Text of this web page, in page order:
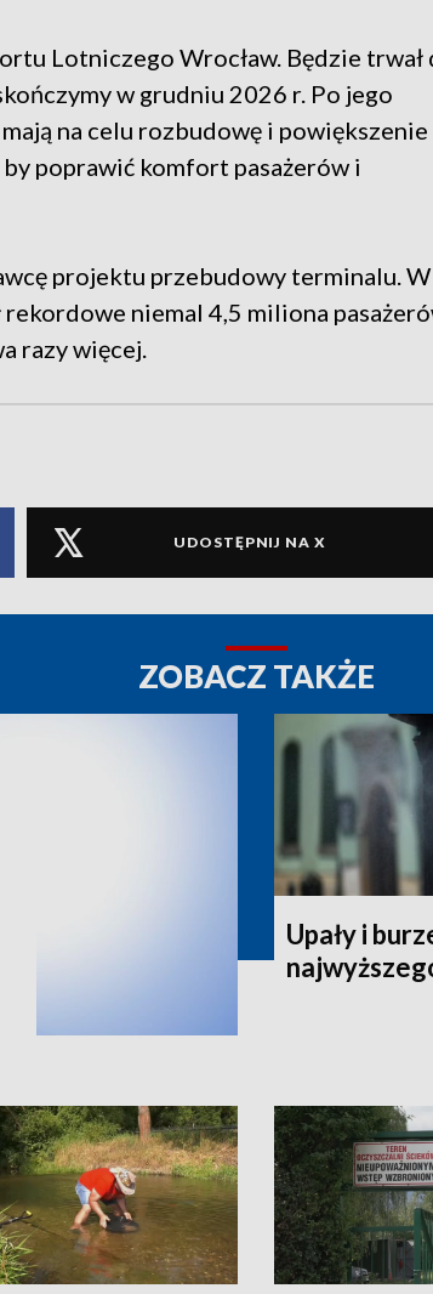
Lotniczego Wrocław. Będzie trwał
w grudniu 2026 r. Po jego
na celu rozbudowę i powiększenie
poprawić komfort pasażerów i
projektu przebudowy terminalu. W
niemal 4,5 miliona
razy więcej.
UDOSTĘPNIJ NA X
ZOBACZ TAKŻE
Upały i